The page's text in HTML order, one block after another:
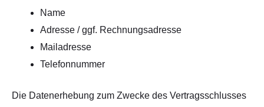
Name
Adresse / ggf. Rechnungsadresse
Mailadresse
Telefonnummer
Die Datenerhebung zum Zwecke des Vertragsschlusses